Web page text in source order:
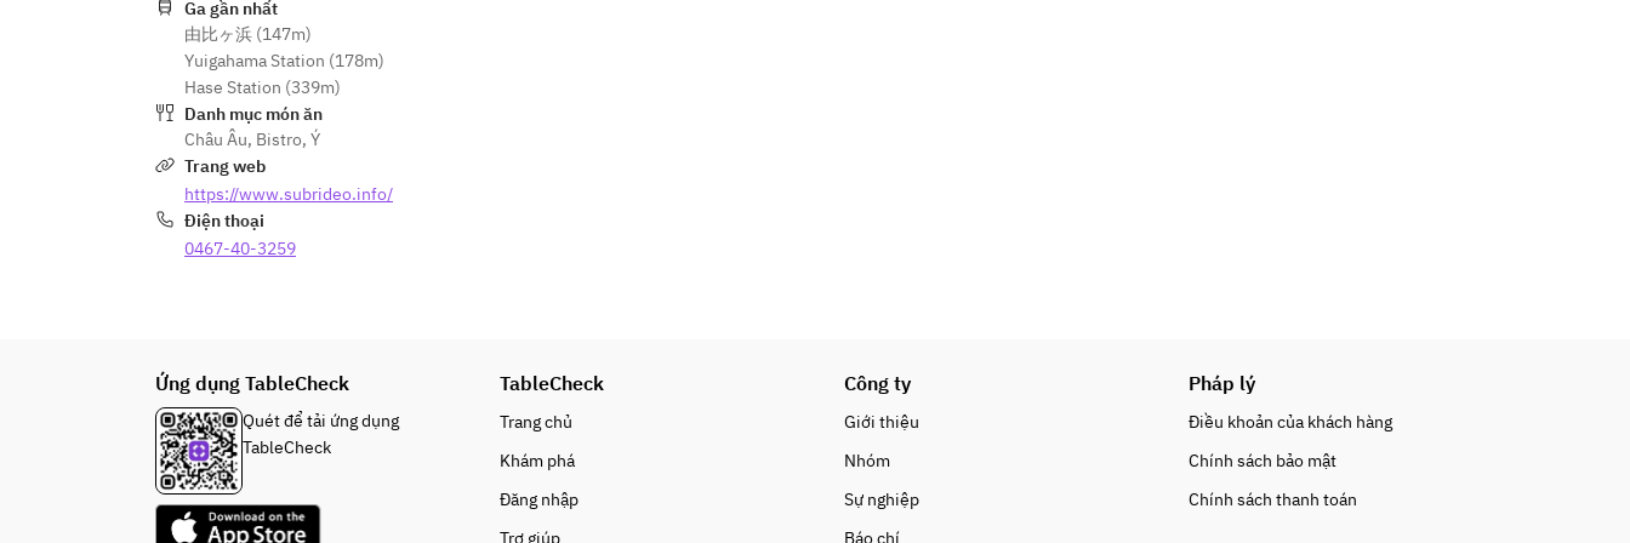
Ga gần nhất
由比ヶ浜 (147m)
Yuigahama Station (178m)
Hase Station (339m)
Danh mục món ăn
Châu Âu, Bistro, Ý
Trang web
https://www.subrideo.info/
Điện thoại
0467-40-3259
Ứng dụng TableCheck
Quét để tải ứng dụng
TableCheck
TableCheck
Trang chủ
Khám phá
Đăng nhập
Trợ giúp
Công ty
Giới thiệu
Nhóm
Sự nghiệp
Báo chí
Pháp lý
Điều khoản của khách hàng
Chính sách bảo mật
Chính sách thanh toán